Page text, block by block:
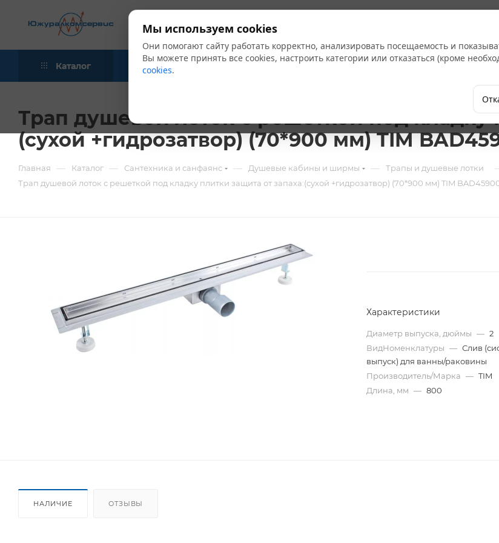
Каталог Акции Бренды
Трап душевой лоток с решеткой под кладку
(сухой +гидрозатвор) (70*900 мм) TIM
Главная — Каталог — Сантехника и санфаянс — Душевые кабины и ширмы — Трапы и душевые лотки
Трап душевой лоток с решеткой под кладку плитки защита от запаха:(сухой +гидрозатвор) (70*900 мм) TIM
Характеристики
Диаметр выпуска, дюймы — 2
ВидНоменклатуры — Слив
выпуск) для ванны/раковины
Производитель/Марка — TIM
Длина, мм — 800
НАЛИЧИЕ ОТЗЫВЫ
Мы используем cookies
Они помогают сайту работать корректно, анализировать посещаемость и
Вы можете принять все cookies, настроить категории или отказаться (кроме
cookies.